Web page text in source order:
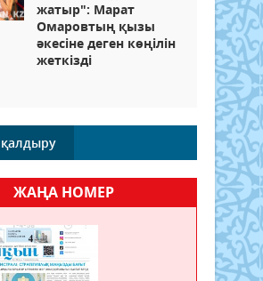
жатыр": Марат
Омаровтың қызы
әкесіне деген көңілін
жеткізді
қалдыру
ЖАҢА НОМЕР